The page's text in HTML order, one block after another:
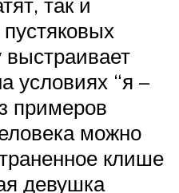
так и
выстраивает
условиях “я –
примеров
можно
клише
девушка